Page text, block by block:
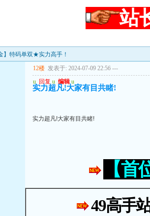
站
】特码单双★实力高手！
12楼 发表于: 2024-07-09 22:56 ---
u 回复 u 编辑 u
实力超凡!大家有目共睹!
实力超凡!大家有目共睹!
【
49高手